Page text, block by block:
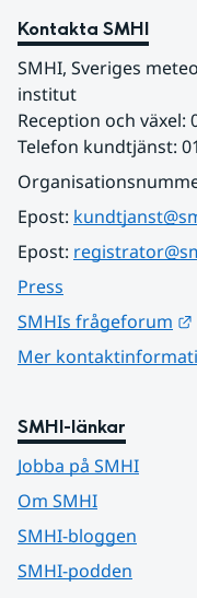
Kontakta SMHI
SMHI, Sveriges
institut
Reception och växel:
Telefon kundtjänst:
Epost:
Epost:
Press
SMHIs frågeforum
Mer
SMHI-länkar
Jobba på SMHI
Om SMHI
SMHI-bloggen
SMHI-podden